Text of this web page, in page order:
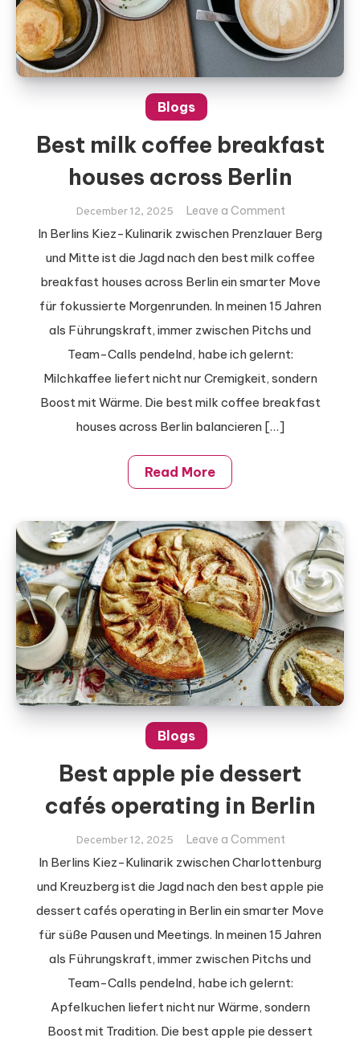
Blogs
Best milk coffee breakfast
houses across Berlin
December 12, 2025 Leave a Commenton
Best
breakfast
houses
across
Berlin
In Berlins Kiez-Kulinarik zwischen Prenzlauer Berg
und Mitte ist die Jagd nach den best milk coffee
breakfast houses across Berlin ein smarter Move
für fokussierte Morgenrunden. In meinen 15 Jahren
als Führungskraft, immer zwischen Pitchs und
Team-Calls pendelnd, habe ich gelernt:
Milchkaffee liefert nicht nur Cremigkeit, sondern
Boost mit Wärme. Die best milk coffee breakfast
houses across Berlin balancieren […]
Read More
Blogs
Best apple pie dessert
cafés operating in Berlin
December 12, 2025 Leave a Commenton
Best
pie
dessert
cafés
operating
in
In Berlins Kiez-Kulinarik zwischen Charlottenburg
und Kreuzberg ist die Jagd nach den best apple pie
dessert cafés operating in Berlin ein smarter Move
für süße Pausen und Meetings. In meinen 15 Jahren
als Führungskraft, immer zwischen Pitchs und
Team-Calls pendelnd, habe ich gelernt:
Apfelkuchen liefert nicht nur Wärme, sondern
Boost mit Tradition. Die best apple pie dessert